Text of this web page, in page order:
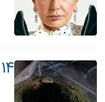
۱۴